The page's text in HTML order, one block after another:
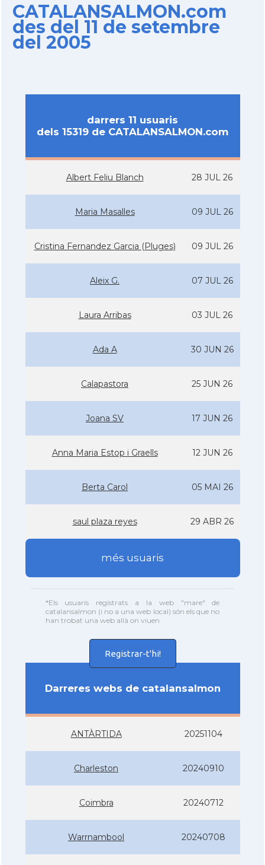
CATALANSALMON.com
des del 11 de setembre
del 2005
darrers 11 usuaris
dels 15319 de CATALANSALMON.com
Albert Feliu Blanch 28 JUL 26
Maria Masalles 09 JUL 26
Cristina Fernandez Garcia (Pluges) 09 JUL 26
Aleix G. 07 JUL 26
Laura Arribas 03 JUL 26
Ada A 30 JUN 26
Calapastora 25 JUN 26
Joana SV 17 JUN 26
Anna Maria Estop i Graells 12 JUN 26
Berta Carol 05 MAI 26
saul plaza reyes 29 ABR 26
més usuaris
*Els usuaris registrats a la web "mare" de
catalansalmon (i no a una web local) són els que no
han trobat una web allà on viuen
Registrar-t'hi!
Darreres webs de catalansalmon
ANTÀRTIDA 20251104
Charleston 20240910
Coimbra 20240712
Warrnambool 20240708